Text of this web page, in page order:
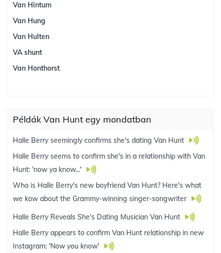
Van Hintum
Van Hung
Van Hulten
VA shunt
Van Honthorst
Példák Van Hunt egy mondatban
Halle Berry seemingly confirms she's dating Van Hunt
Halle Berry seems to confirm she's in a relationship with Van
Hunt: 'now ya know...'
Who is Halle Berry's new boyfriend Van Hunt? Here's what
we kow about the Grammy-winning singer-songwriter
Halle Berry Reveals She's Dating Musician Van Hunt
Halle Berry appears to confirm Van Hunt relationship in new
Instagram: 'Now you know'